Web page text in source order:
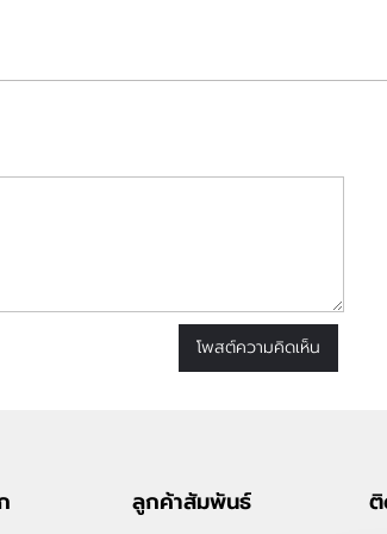
โพสต์ความคิดเห็น
ลูกค้าสัมพันธ์